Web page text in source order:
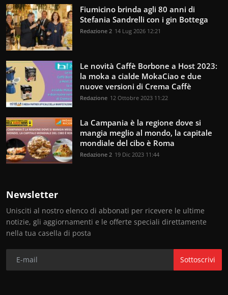
Fiumicino brinda agli 80 anni di
Stefania Sandrelli con i gin Bottega
Redazione 2 14 Lug 2026 12:21
Le novità Caffè Borbone a Host 2023:
la moka a cialde MokaCiao e due
nuove versioni di Crema Caffè
Redazione 12 Ottobre 2023 11:22
La Campania è la regione dove si
mangia meglio al mondo, la capitale
mondiale del cibo è Roma
Redazione 2 19 Dic 2023 11:44
Newsletter
Unisciti al nostro elenco di abbonati per ricevere le ultime
notizie, gli aggiornamenti e le offerte speciali direttamente
nella tua casella di posta
Sottoscrivi